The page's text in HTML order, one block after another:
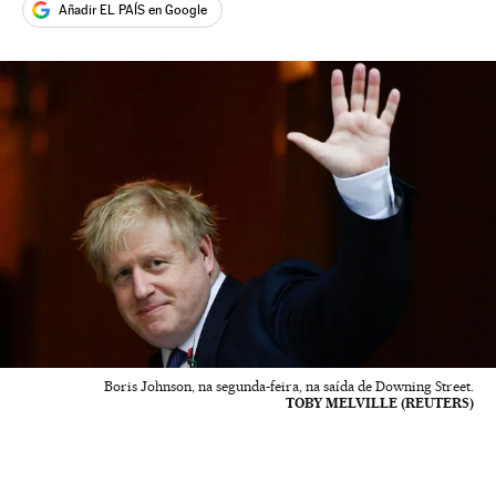
Añadir EL PAÍS en Google
Boris Johnson, na segunda-feira, na saída de Downing Street.
TOBY MELVILLE (REUTERS)